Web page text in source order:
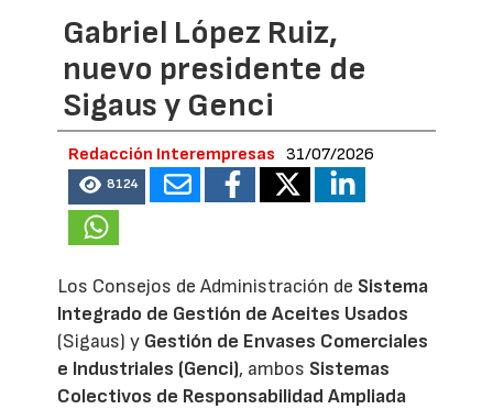
Gabriel López Ruiz,
nuevo presidente de
Sigaus y Genci
Redacción Interempresas 31/07/2026
8124
Los Consejos de Administración de Sistema
Integrado de Gestión de Aceites Usados
(Sigaus) y Gestión de Envases Comerciales
e Industriales (Genci), ambos Sistemas
Colectivos de Responsabilidad Ampliada